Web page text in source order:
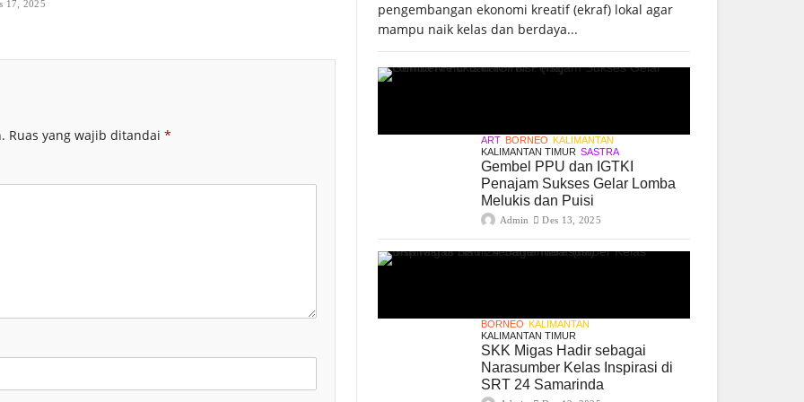
17, 2025
Ruas yang wajib ditandai *
pengembangan ekonomi kreatif (ekraf) lokal agar
mampu naik kelas dan berdaya...
ART BORNEO KALIMANTAN
KALIMANTAN TIMUR SASTRA
Gembel PPU dan IGTKI
Penajam Sukses Gelar Lomba
Melukis dan Puisi
Admin Des 13, 2025
BORNEO KALIMANTAN
KALIMANTAN TIMUR
SKK Migas Hadir sebagai
Narasumber Kelas Inspirasi di
SRT 24 Samarinda